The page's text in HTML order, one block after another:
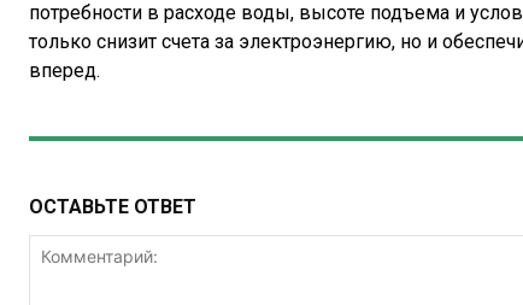
потребности в расходе воды, высоте подъема и
только снизит счета за электроэнергию, но и
вперед.
ОСТАВЬТЕ ОТВЕТ